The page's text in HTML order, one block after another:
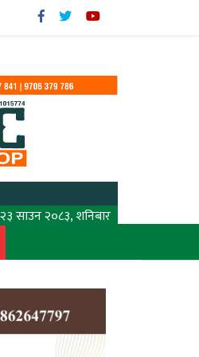
२३ साउन २०८३, शनिबार